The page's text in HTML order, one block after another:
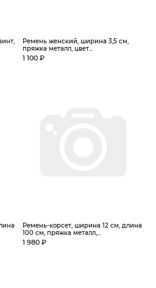
Ремень женский, ширина 3,5 см,
пряжка металл, цвет...
1 100 ₽
Ремень-корсет, ширина 12 см, длина
100 см, пряжка металл,...
1 980 ₽